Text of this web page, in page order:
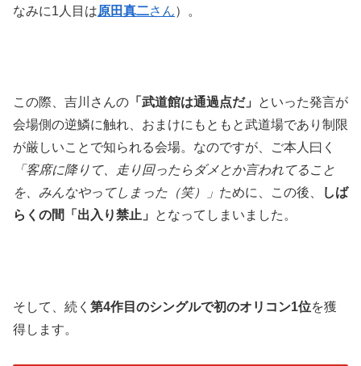
なみに1人目は原田真二さん）。
この際、吉川さんの 「武道館は通過点だ」
といった発言が
会場側の逆鱗に触れ、おまけにもともと武道場であり制限
が厳しいことで知られる会場。なのですが、ご本人曰く
「客席に降りて、走り回ったらダメとか言われてること
を、みんなやってしまった（笑）」 ために、この後、
しば
らくの間「出入り禁止」
となってしまいました。
そして、続く 第4作目のシングルで初のオリコン1位を獲
得します。